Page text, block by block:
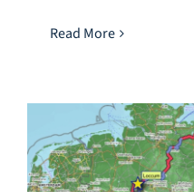
Read More